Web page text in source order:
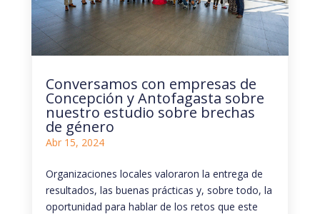
Conversamos con empresas de
Concepción y Antofagasta sobre
nuestro estudio sobre brechas
de género
Abr 15, 2024
Organizaciones locales valoraron la entrega de
resultados, las buenas prácticas y, sobre todo, la
oportunidad para hablar de los retos que este